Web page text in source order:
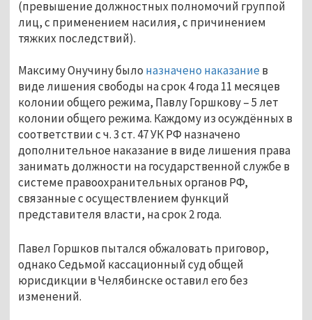
(превышение должностных полномочий группой
лиц, с применением насилия, с причинением
тяжких последствий).
Максиму Онучину было назначено наказание в
виде лишения свободы на срок 4 года 11 месяцев
колонии общего режима, Павлу Горшкову – 5 лет
колонии общего режима. Каждому из осуждённых в
соответствии с ч. 3 ст. 47 УК РФ назначено
дополнительное наказание в виде лишения права
занимать должности на государственной службе в
системе правоохранительных органов РФ,
связанные с осуществлением функций
представителя власти, на срок 2 года.
Павел Горшков пытался обжаловать приговор,
однако Седьмой кассационный суд общей
юрисдикции в Челябинске оставил его без
изменений.